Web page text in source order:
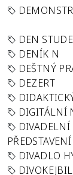
DEN
DENÍK N
DEŠTNÝ
DEZERT
DIGITÁLNÍ
DIVADELNÍ
PŘEDSTAVENÍ
DIVADLO